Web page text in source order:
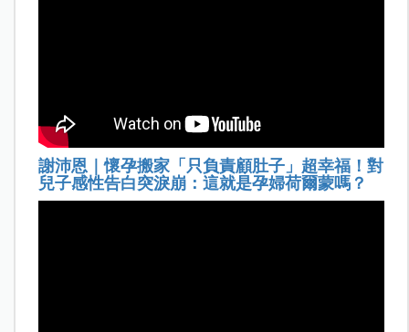
謝沛恩｜懷孕搬家「只負責顧肚子」超幸福！對
兒子感性告白突淚崩：這就是孕婦荷爾蒙嗎？